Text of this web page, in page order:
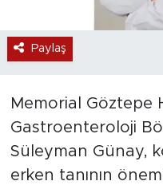
Paylaş
Memorial Göztepe
Gastroenteroloji
Süleyman Günay,
erken tanının